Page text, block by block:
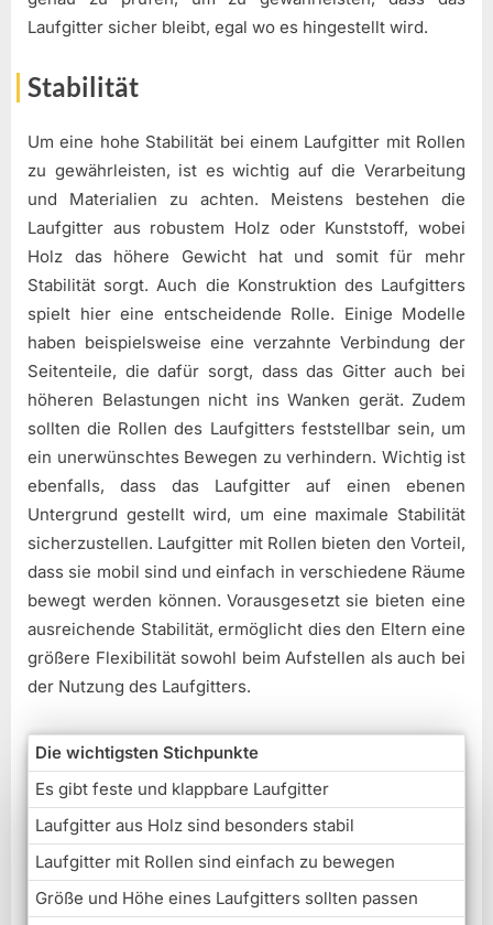
Laufgitter sicher bleibt, egal wo es hingestellt wird.
Stabilität
Um eine hohe Stabilität bei einem Laufgitter mit Rollen
zu gewährleisten, ist es wichtig auf die Verarbeitung
und Materialien zu achten. Meistens bestehen die
Laufgitter aus robustem Holz oder Kunststoff, wobei
Holz das höhere Gewicht hat und somit für mehr
Stabilität sorgt. Auch die Konstruktion des Laufgitters
spielt hier eine entscheidende Rolle. Einige Modelle
haben beispielsweise eine verzahnte Verbindung der
Seitenteile, die dafür sorgt, dass das Gitter auch bei
höheren Belastungen nicht ins Wanken gerät. Zudem
sollten die Rollen des Laufgitters feststellbar sein, um
ein unerwünschtes Bewegen zu verhindern. Wichtig ist
ebenfalls, dass das Laufgitter auf einen ebenen
Untergrund gestellt wird, um eine maximale Stabilität
sicherzustellen. Laufgitter mit Rollen bieten den Vorteil,
dass sie mobil sind und einfach in verschiedene Räume
bewegt werden können. Vorausgesetzt sie bieten eine
ausreichende Stabilität, ermöglicht dies den Eltern eine
größere Flexibilität sowohl beim Aufstellen als auch bei
der Nutzung des Laufgitters.
Die wichtigsten Stichpunkte
Es gibt feste und klappbare Laufgitter
Laufgitter aus Holz sind besonders stabil
Laufgitter mit Rollen sind einfach zu bewegen
Größe und Höhe eines Laufgitters sollten passen